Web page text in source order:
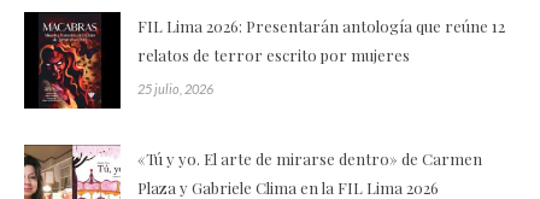
FIL Lima 2026: Presentarán antología que reúne 12
relatos de terror escrito por mujeres
25 julio, 2026
«Tú y yo. El arte de mirarse dentro» de Carmen
Plaza y Gabriele Clima en la FIL Lima 2026